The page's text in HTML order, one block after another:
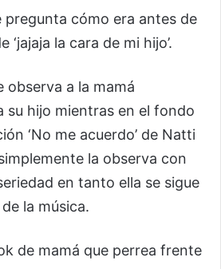
pregunta cómo era antes de
‘jajaja la cara de mi hijo’.
observa a la mamá
su hijo mientras en el fondo
‘No me acuerdo’ de Natti
la observa con
en tanto ella se sigue
la música.
de mamá que perrea frente